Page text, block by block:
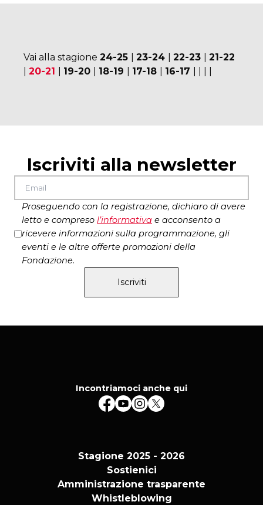
Vai alla stagione 24-25 23-24 22-23
21-22
20-21 19-20 18-19 17-18 16-17
Iscriviti alla newsletter
Proseguendo con la registrazione, dichiaro di avere
letto e compreso l’informativa e acconsento a
ricevere informazioni sulla programmazione, gli
eventi e le altre offerte promozioni della
Fondazione.
Iscriviti
Incontriamoci anche qui
Stagione 2025 - 2026
Sostienici
Amministrazione trasparente
Whistleblowing